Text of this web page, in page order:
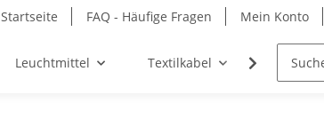
Startseite FAQ - Häufige Fragen Mein Konto
Leuchtmittel Textilkabel Möbel-